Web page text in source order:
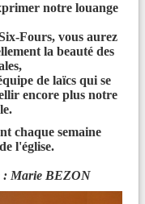
notre louange
Fours, vous aurez
la beauté des
de laïcs qui se
encore plus notre
chaque semaine
l'église.
: Marie BEZON